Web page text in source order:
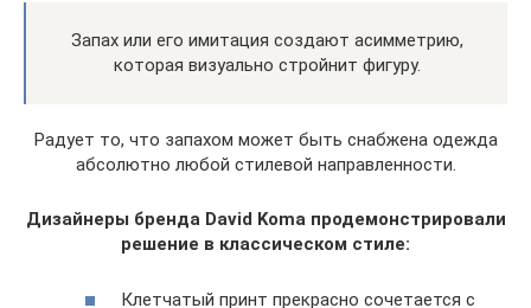
Запах или его имитация создают асимметрию,
которая визуально стройнит фигуру.
Радует то, что запахом может быть снабжена одежда
абсолютно любой стилевой направленности.
Дизайнеры бренда David Koma продемонстрировали
решение в классическом стиле:
Клетчатый принт прекрасно сочетается с